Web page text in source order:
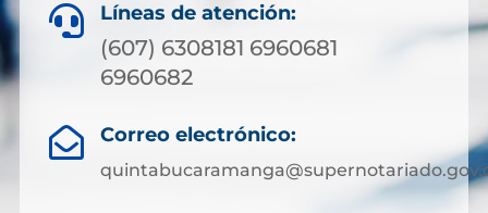
 Líneas de atención:
(607) 6308181 6960681
6960682
 Correo electrónico: